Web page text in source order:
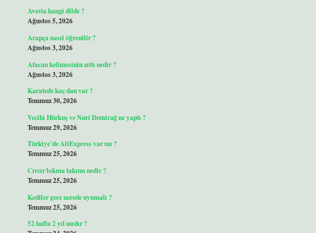
Avesta hangi dilde ?
Ağustos 5, 2026
Arapça nasıl öğrenilir ?
Ağustos 3, 2026
Afacan kelimesinin zıttı nedir ?
Ağustos 3, 2026
Karatede kaç dan var ?
Temmuz 30, 2026
Vecihi Hürkuş ve Nuri Demirağ ne yaptı ?
Temmuz 29, 2026
Türkiye’de AliExpress var mı ?
Temmuz 25, 2026
Cırcır lokma takımı nedir ?
Temmuz 25, 2026
Kediler gece nerede uyumalı ?
Temmuz 25, 2026
52 hafta 2 yıl mıdır ?